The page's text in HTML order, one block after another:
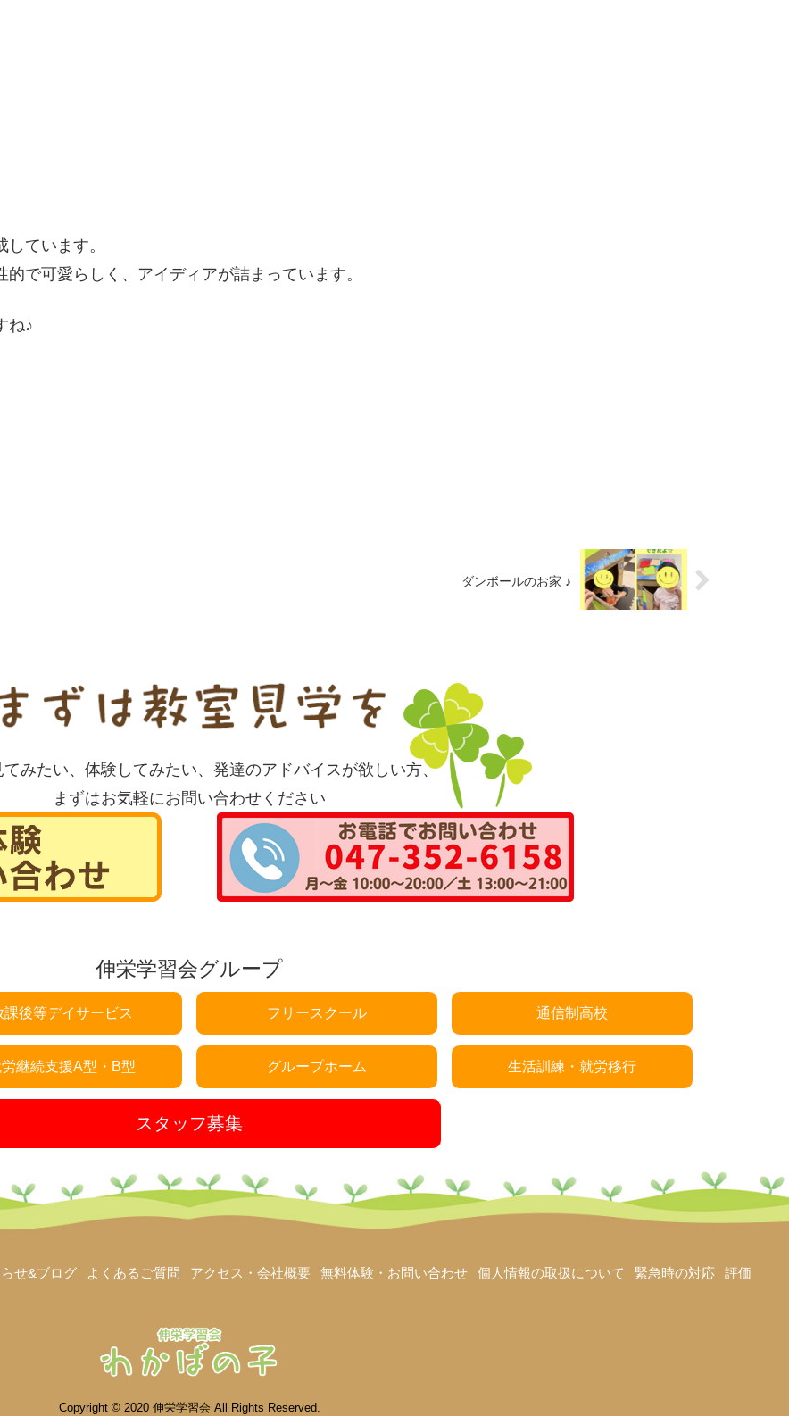
ています。
で可愛らしく、アイディアが詰まっています。
ね♪
ダンボールのお家 ♪
てみたい、体験してみたい、発達のアドバイスが欲しい方、
まずはお気軽にお問い合わせください
伸栄学習会グループ
課後等デイサービス フリースクール 通信制高校
労継続支援A型・B型 グループホーム 生活訓練・就労移行
スタッフ募集
せ&ブログ よくあるご質問 アクセス・会社概要 無料体験・お問い合わせ 個人情報の取扱について 緊急時の対応 評価
Copyright © 2020 伸栄学習会 All Rights Reserved.